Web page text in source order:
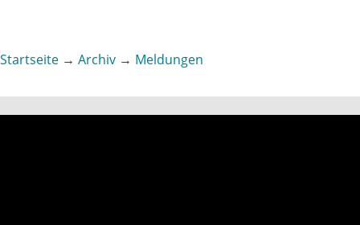
Startseite → Archiv → Meldungen